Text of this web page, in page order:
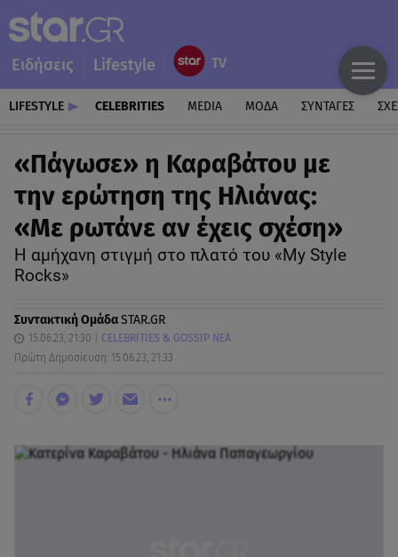
Ειδήσεις Lifestyle
LIFESTYLE CELEBRITIES MEDIA ΜΟΔΑ ΣΥΝΤΑΓΕΣ
«Πάγωσε» η Καραβάτου με
την ερώτηση της Ηλιάνας:
«Με ρωτάνε αν έχεις σχέση»
Η αμήχανη στιγμή στο πλατό του «My Style
Rocks»
Συντακτική ΟμάδαSTAR.GR
15.06.23, 21:30
CELEBRITIES & GOSSIP ΝΕΑ
Πρώτη Δημοσίευση: 15.06.23, 21:33